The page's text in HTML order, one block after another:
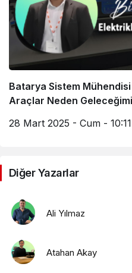
Batarya Sistem
Araçlar Neden
28 Mart 2025 - Cum - 10:11
Diğer Yazarlar
Ali Yılmaz
Atahan Akay